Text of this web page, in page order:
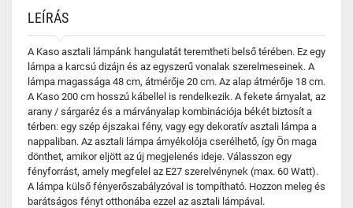
LEÍRÁS
A Kaso asztali lámpánk hangulatát teremtheti belső térében. Ez egy
lámpa a karcsú dizájn és az egyszerű vonalak szerelmeseinek. A
lámpa magassága 48 cm, átmérője 20 cm. Az alap átmérője 18 cm.
A Kaso 200 cm hosszú kábellel is rendelkezik. A fekete árnyalat, az
arany / sárgaréz és a márványalap kombinációja békét biztosít a
térben: egy szép éjszakai fény, vagy egy dekoratív asztali lámpa a
nappaliban. Az asztali lámpa árnyékolója cserélhető, így Ön maga
dönthet, amikor eljött az új megjelenés ideje. Válasszon egy
fényforrást, amely megfelel az E27 szerelvénynek (max. 60 Watt).
A lámpa külső fényerőszabályzóval is tompítható. Hozzon meleg és
barátságos fényt otthonába ezzel az asztali lámpával.